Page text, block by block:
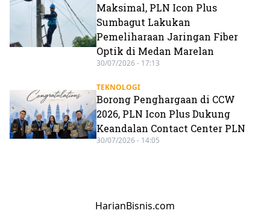
Maksimal, PLN Icon Plus
Sumbagut Lakukan
Pemeliharaan Jaringan Fiber
Optik di Medan Marelan
30/07/2026 - 17:13
TEKNOLOGI
Borong Penghargaan di CCW
2026, PLN Icon Plus Dukung
Keandalan Contact Center PLN
30/07/2026 - 14:05
HarianBisnis.com